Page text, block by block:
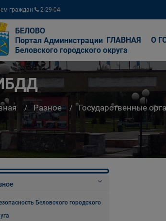
граждан 2-29-04
БЕЛОВО
Портал Администрации
Беловского городского округа
ГЛАВНАЯ О
Разное Государственные
Беловского городского